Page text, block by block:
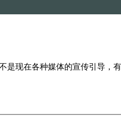
是现在各种媒体的宣传引导，